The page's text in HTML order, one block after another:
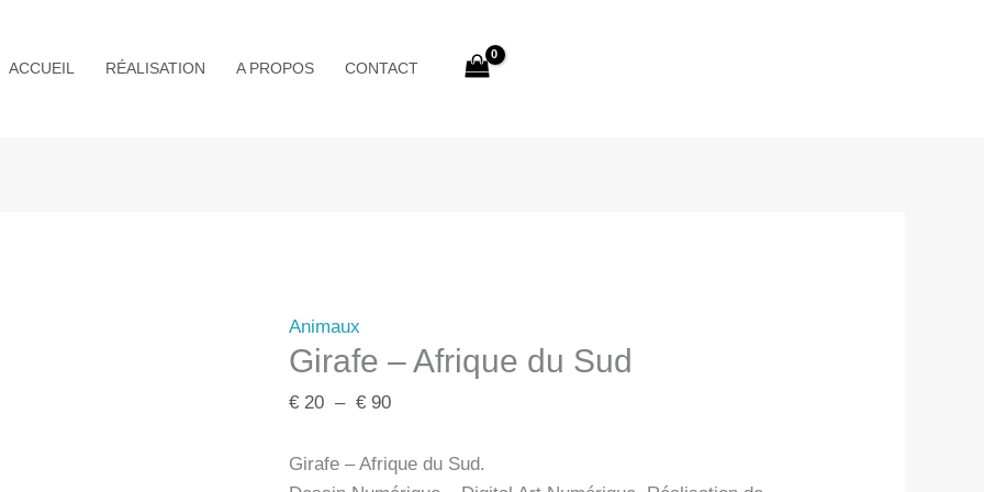
ACCUEIL RÉALISATION A PROPOS CONTACT
Animaux
Girafe – Afrique du Sud
€20 – €90
prix :
Girafe – Afrique du Sud.